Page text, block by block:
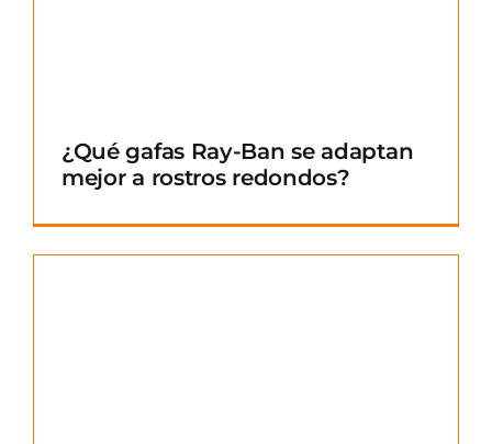
¿Qué gafas Ray-Ban se adaptan
mejor a rostros redondos?